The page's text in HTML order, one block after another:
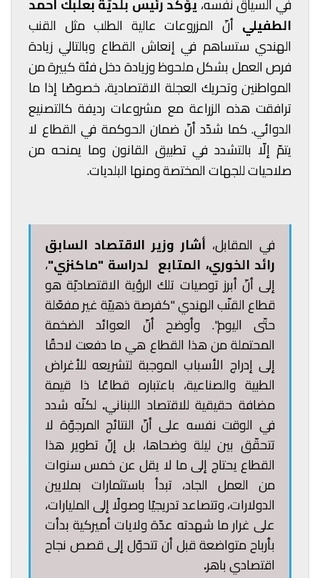
في السياق نفسه،يؤكّد رئيس بلديّة بعلبك أحمد
الطفيلي أنّ المزروعات عالية الطلب مثل القنب
الهندي ستساهم في إنعاش القطاع وبالتالي زيادة
فرص العمل بشكل ملحوظ وزيادة دخل فئة كبيرة من
المواطنين وتحريك العجلة الاقتصادية، خصوصًا إذا ما
ترافقت هذه الزراعة مع مشروعات رديفة كالتصنيع
الدوائي. كما شدّد أنّ ضمان الحوكمة في القطاع لا
يتمّ إلّا بالتشدد في تطبيق القانون وما يمنحه من
صلاحيات للجهات المختصة ومنها البلديات.
في المقابل، أشار وزير الاقتصاد السابق
رائد الخوري، المتابع لدراسة "ماكنزي"،
إلى أنّ أبرز توصيات تلك الرؤية الاقتصاديّة هو
قطاع القنّب الهندي "كفرصة ذهبيّة غير مفعّلة
حتّى اليوم". وأوضح أنّ العوائد الضخمة
المحتملة من هذا القطاع هي ما دفعت لاحقًا
إلى إدراج الأسباب الموجبة لتشريعه للأغراض
الطبية والصناعية، باعتباره قطاعًا ذا قيمة
مضافة حقيقية للاقتصاد اللبناني. لكنّه شدد
في الوقت نفسه على أنّ النتائج المرجوّة لا
تتحقّق بين ليلة وضحاها، بل إنّ تطوير هذا
القطاع يحتاج إلى ما لا يقل عن خمس سنوات
من العمل الجاد، تبدأ باستثمارات بملايين
الدولارات، وتتصاعد تدريجيًا وصولًا إلى المليارات،
على غرار ما شهدته عدّة ولايات أميركية بدأت
بأرباح متواضعة قبل أن تتحوّل إلى قصص نجاح
اقتصادي باهر.